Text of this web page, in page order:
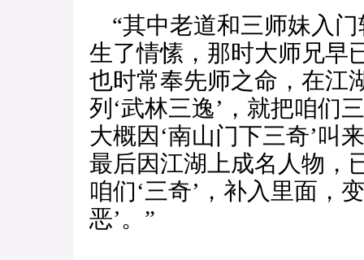
“其中老道和三师妹入
生了情愫，那时大师兄早
也时常奉先师之命，在江
列‘武林三逸’，就把咱们
大概因‘南山门下三奇’叫
最后因江湖上成名人物，
咱们‘三奇’，补入里面，
恶’。”